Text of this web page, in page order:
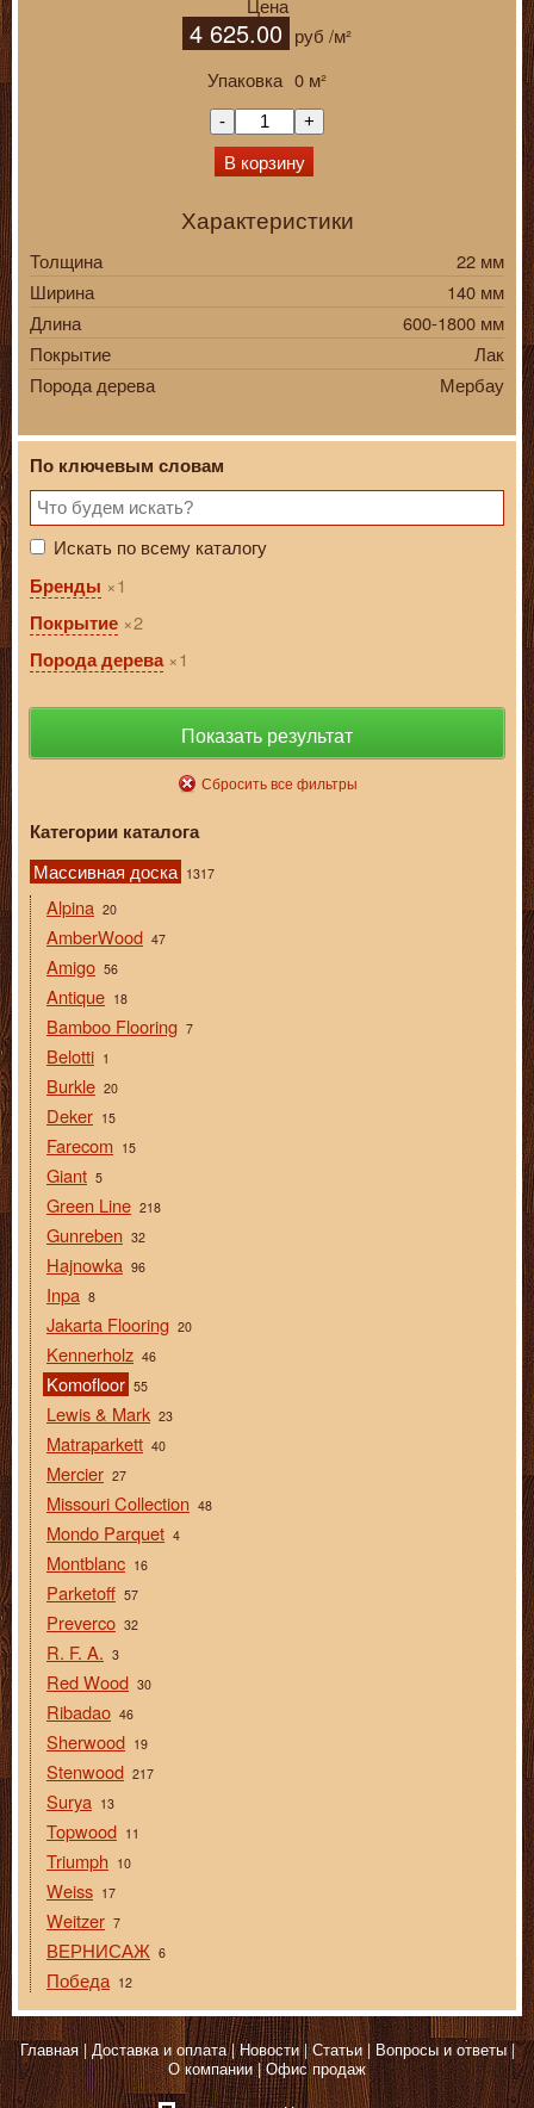
Цена
4 625.00 руб /м²
Упаковка 0 м²
- +
В корзину
Характеристики
Толщина
22 мм
Ширина
140 мм
Длина
600-1800 мм
Покрытие
Лак
Порода дерева
Мербау
По ключевым словам
Искать по всему каталогу
Бренды
1
Покрытие
2
Порода дерева
1
Показать результат
Сбросить все фильтры
Категории каталога
Массивная доска 1317
Alpina 20
AmberWood 47
Amigo 56
Antique 18
Bamboo Flooring 7
Belotti 1
Burkle 20
Deker 15
Farecom 15
Giant 5
Green Line 218
Gunreben 32
Hajnowka 96
Inpa 8
Jakarta Flooring 20
Kennerholz 46
Komofloor 55
Lewis & Mark 23
Matraparkett 40
Mercier 27
Missouri Collection 48
Mondo Parquet 4
Montblanc 16
Parketoff 57
Preverco 32
R. F. A. 3
Red Wood 30
Ribadao 46
Sherwood 19
Stenwood 217
Surya 13
Topwood 11
Triumph 10
Weiss 17
Weitzer 7
ВЕРНИСАЖ 6
Победа 12
Главная Доставка и оплата Новости Статьи
Вопросы и ответы
О компании Офис продаж